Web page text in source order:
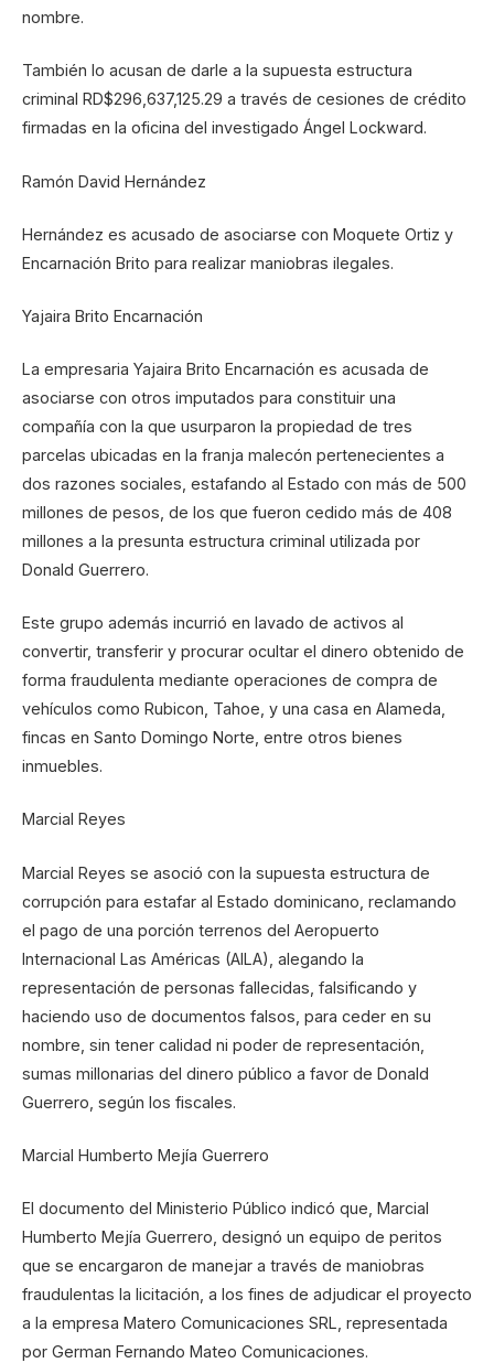
nombre.
También lo acusan de darle a la supuesta estructura
criminal RD$296,637,125.29 a través de cesiones de crédito
firmadas en la oficina del investigado Ángel Lockward.
Ramón David Hernández
Hernández es acusado de asociarse con Moquete Ortiz y
Encarnación Brito para realizar maniobras ilegales.
Yajaira Brito Encarnación
La empresaria Yajaira Brito Encarnación es acusada de
asociarse con otros imputados para constituir una
compañía con la que usurparon la propiedad de tres
parcelas ubicadas en la franja malecón pertenecientes a
dos razones sociales, estafando al Estado con más de 500
millones de pesos, de los que fueron cedido más de 408
millones a la presunta estructura criminal utilizada por
Donald Guerrero.
Este grupo además incurrió en lavado de activos al
convertir, transferir y procurar ocultar el dinero obtenido de
forma fraudulenta mediante operaciones de compra de
vehículos como Rubicon, Tahoe, y una casa en Alameda,
fincas en Santo Domingo Norte, entre otros bienes
inmuebles.
Marcial Reyes
Marcial Reyes se asoció con la supuesta estructura de
corrupción para estafar al Estado dominicano, reclamando
el pago de una porción terrenos del Aeropuerto
Internacional Las Américas (AILA), alegando la
representación de personas fallecidas, falsificando y
haciendo uso de documentos falsos, para ceder en su
nombre, sin tener calidad ni poder de representación,
sumas millonarias del dinero público a favor de Donald
Guerrero, según los fiscales.
Marcial Humberto Mejía Guerrero
El documento del Ministerio Público indicó que, Marcial
Humberto Mejía Guerrero, designó un equipo de peritos
que se encargaron de manejar a través de maniobras
fraudulentas la licitación, a los fines de adjudicar el proyecto
a la empresa Matero Comunicaciones SRL, representada
por German Fernando Mateo Comunicaciones.